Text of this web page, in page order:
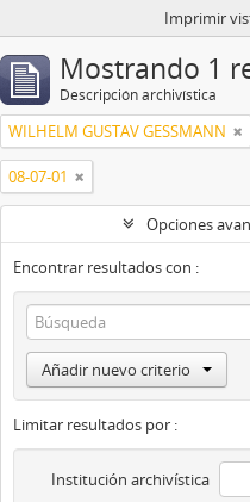
Imprimir
Mostrando 1
Descripción archivística
WILHELM GUSTAV GESSMANN
08-07-01
Opciones
Encontrar resultados con :
Añadir nuevo criterio
Limitar resultados por :
Institución archivística